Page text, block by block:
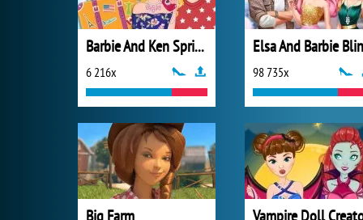
Barbie And Ken Spring City Break
6 216x 98 735x